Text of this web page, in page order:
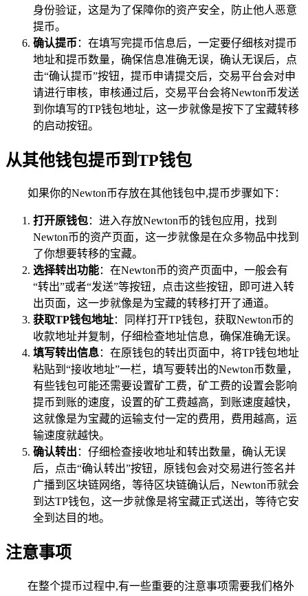
身份验证，这是为了保障你的资产安全，防止他人恶意
提币。
确认提币 ：在填写完提币信息后，一定要仔细核对提币
地址和提币数量，确保信息准确无误，确认无误后，点
击“确认提币”按钮，提币申请提交后，交易平台会对申
请进行审核，审核通过后，交易平台会将Newton币发送
到你填写的TP钱包地址，这一步就像是按下了宝藏转移
的启动按钮。
从其他钱包提币到TP钱包
如果你的Newton币存放在其他钱包中,提币步骤如下：
打开原钱包：进入存放Newton币的钱包应用，找到
Newton币的资产页面，这一步就像是在众多物品中找到
了你想要转移的宝藏。
选择转出功能：在Newton币的资产页面中，一般会有
“转出”或者“发送”等按钮，点击这些按钮，即可进入转
出页面，这一步就像是为宝藏的转移打开了通道。
获取TP钱包地址：同样打开TP钱包，获取Newton币的
收款地址并复制，仔细检查地址信息，确保准确无误。
填写转出信息：在原钱包的转出页面中，将TP钱包地址
粘贴到“接收地址”一栏，填写要转出的Newton币数量，
有些钱包可能还需要设置矿工费，矿工费的设置会影响
提币到账的速度，设置的矿工费越高，到账速度越快，
这就像是为宝藏的运输支付一定的费用，费用越高，运
输速度就越快。
确认转出 ：仔细检查接收地址和转出数量，确认无误
后，点击“确认转出”按钮，原钱包会对交易进行签名并
广播到区块链网络，等待区块链确认后，Newton币就会
到达TP钱包，这一步就像是将宝藏正式送出，等待它安
全到达目的地。
注意事项
在整个提币过程中,有一些重要的注意事项需要我们格外